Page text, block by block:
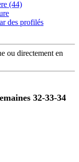
(44)
des profilés
ou directement en
32-33-34